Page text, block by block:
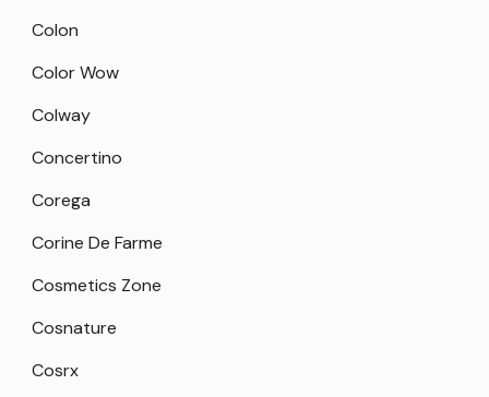
Colon
Color Wow
Colway
Concertino
Corega
Corine De Farme
Cosmetics Zone
Cosnature
Cosrx